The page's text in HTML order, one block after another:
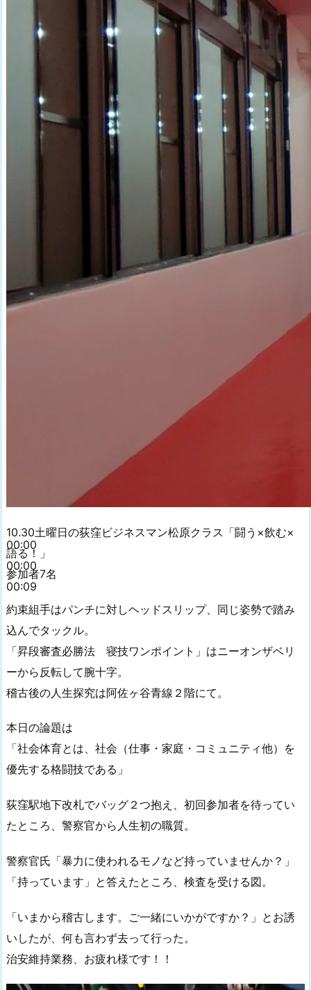
00:00
00:00
00:09
10.30土曜日の荻窪ビジネスマン松原クラス「闘う×飲む×
語る！」
参加者7名
約束組手はパンチに対しヘッドスリップ、同じ姿勢で踏み
込んでタックル。
「昇段審査必勝法 寝技ワンポイント」はニーオンザベリ
ーから反転して腕十字。
稽古後の人生探究は阿佐ヶ谷青線２階にて。
本日の論題は
「社会体育とは、社会（仕事・家庭・コミュニティ他）を
優先する格闘技である」
荻窪駅地下改札でバッグ２つ抱え、初回参加者を待ってい
たところ、警察官から人生初の職質。
警察官氏「暴力に使われるモノなど持っていませんか？」
「持っています」と答えたところ、検査を受ける図。
「いまから稽古します。ご一緒にいかがですか？」とお誘
いしたが、何も言わず去って行った。
治安維持業務、お疲れ様です！！